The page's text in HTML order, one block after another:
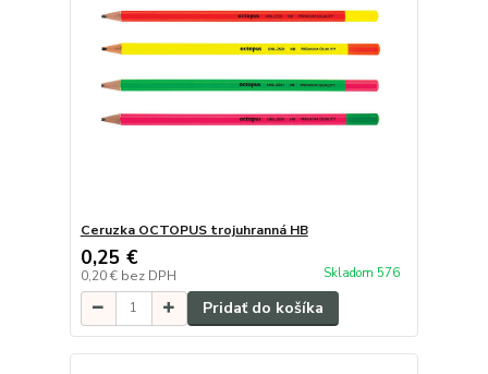
Ceruzka OCTOPUS trojuhranná HB
0,25 €
0,20 € bez DPH Skladom 576
Pridať do košíka